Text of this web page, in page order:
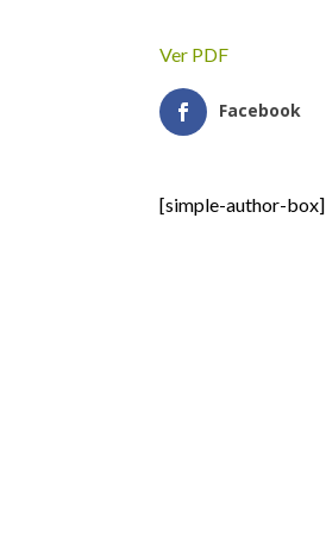
Ver PDF
Facebook
[simple-author-box]